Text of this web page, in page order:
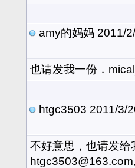
amy的妈妈 2011/
也请发我一份．
htgc3503 2011/3/
不好意思，也请发给